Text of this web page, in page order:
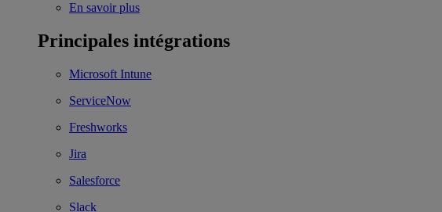
En savoir plus
Principales intégrations
Microsoft Intune
ServiceNow
Freshworks
Jira
Salesforce
Slack